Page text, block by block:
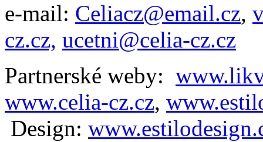
e-mail: Celiacz@email.cz,
cz.cz, ucetni@celia-cz.cz
Partnerské weby:
www.celia-cz.cz,
Design: